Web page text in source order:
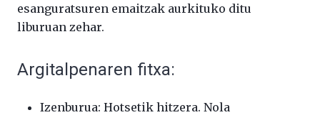
esanguratsuren emaitzak aurkituko ditu
liburuan zehar.
Argitalpenaren fitxa:
Izenburua: Hotsetik hitzera. Nola